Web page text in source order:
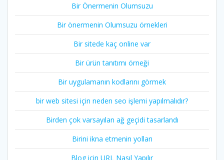
Bir Önermenin Olumsuzu
Bir önermenin Olumsuzu örnekleri
Bir sitede kaç online var
Bir ürün tanıtımı örneği
Bir uygulamanın kodlarını görmek
bir web sitesi için neden seo işlemi yapılmalıdır?
Birden çok varsayılan ağ geçidi tasarlandı
Birini ikna etmenin yolları
Blog için URL Nasıl Yapılır